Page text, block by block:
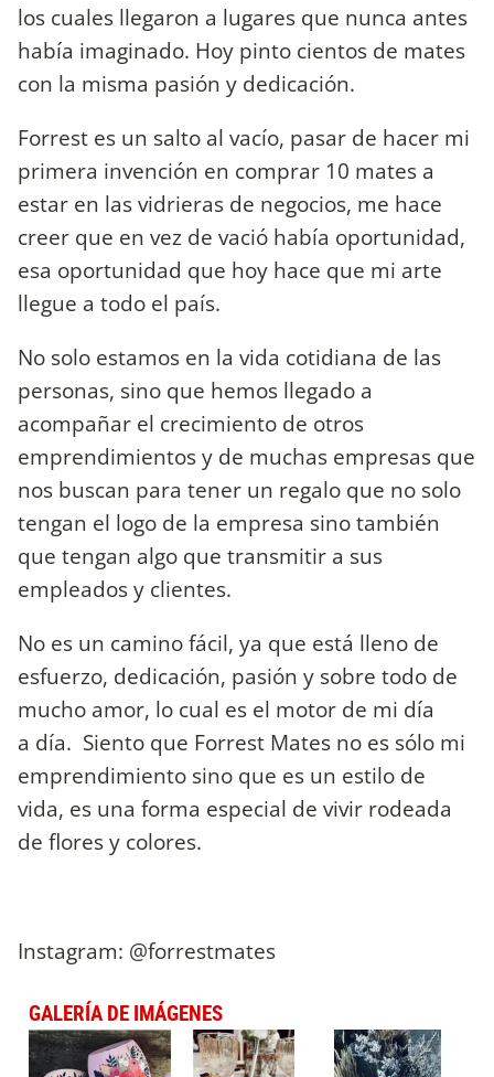
los cuales llegaron a lugares que nunca antes
había imaginado. Hoy pinto cientos de mates
con la misma pasión y dedicación.
Forrest es un salto al vacío, pasar de hacer mi
primera invención en comprar 10 mates a
estar en las vidrieras de negocios, me hace
creer que en vez de vació había oportunidad,
esa oportunidad que hoy hace que mi arte
llegue a todo el país.
No solo estamos en la vida cotidiana de las
personas, sino que hemos llegado a
acompañar el crecimiento de otros
emprendimientos y de muchas empresas que
nos buscan para tener un regalo que no solo
tengan el logo de la empresa sino también
que tengan algo que transmitir a sus
empleados y clientes.
No es un camino fácil, ya que está lleno de
esfuerzo, dedicación, pasión y sobre todo de
mucho amor, lo cual es el motor de mi día
a día. Siento que Forrest Mates no es sólo mi
emprendimiento sino que es un estilo de
vida, es una forma especial de vivir rodeada
de flores y colores.
Instagram: @forrestmates
GALERÍA DE IMÁGENES